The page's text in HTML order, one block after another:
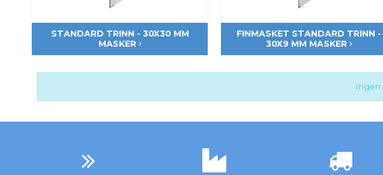
STANDARD TRINN - 30X30 MM
MASKER
FINMASKET STANDARD TRINN -
30X9 MM MASKER
Ingen